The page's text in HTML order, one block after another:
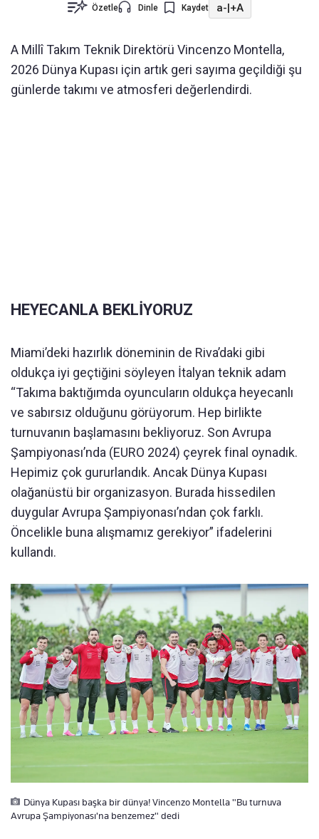
Özetle Dinle Kaydet a-|+A
A Millî Takım Teknik Direktörü Vincenzo Montella,
2026 Dünya Kupası için artık geri sayıma geçildiği şu
günlerde takımı ve atmosferi değerlendirdi.
HEYECANLA BEKLİYORUZ
Miami’deki hazırlık döneminin de Riva’daki gibi
oldukça iyi geçtiğini söyleyen İtalyan teknik adam
“Takıma baktığımda oyuncuların oldukça heyecanlı
ve sabırsız olduğunu görüyorum. Hep birlikte
turnuvanın başlamasını bekliyoruz. Son Avrupa
Şampiyonası’nda (EURO 2024) çeyrek final oynadık.
Hepimiz çok gururlandık. Ancak Dünya Kupası
olağanüstü bir organizasyon. Burada hissedilen
duygular Avrupa Şampiyonası’ndan çok farklı.
Öncelikle buna alışmamız gerekiyor” ifadelerini
kullandı.
Dünya Kupası başka bir dünya! Vincenzo Montella "Bu turnuva
Avrupa Şampiyonası'na benzemez" dedi